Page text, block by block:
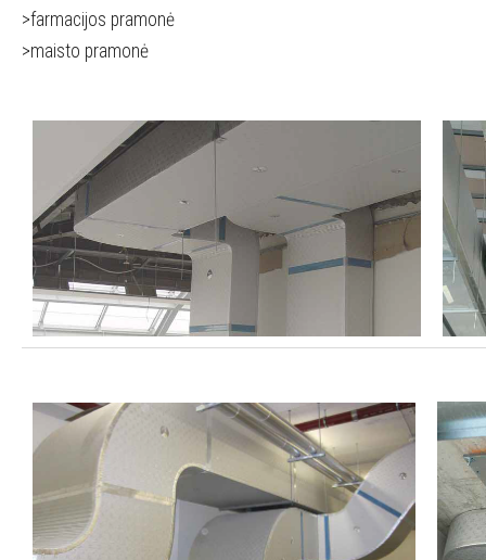
>farmacijos pramonė
>maisto pramonė